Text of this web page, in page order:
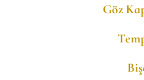
Göz